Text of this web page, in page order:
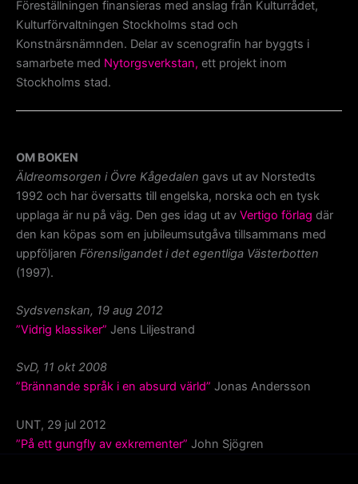
Föreställningen finansieras med anslag från Kulturrådet,
Kulturförvaltningen Stockholms stad och
Konstnärsnämnden. Delar av scenografin har byggts i
samarbete med Nytorgsverkstan, ett projekt inom
Stockholms stad.
OM BOKEN
Äldreomsorgen i Övre Kågedalen gavs ut av Norstedts
1992 och har översatts till engelska, norska och en tysk
upplaga är nu på väg. Den ges idag ut av Vertigo förlag där
den kan köpas som en jubileumsutgåva tillsammans med
uppföljaren Förensligandet i det egentliga Västerbotten
(1997).
Sydsvenskan, 19 aug 2012
”Vidrig klassiker” Jens Liljestrand
SvD, 11 okt 2008
”Brännande språk i en absurd värld” Jonas Andersson
UNT, 29 jul 2012
”På ett gungfly av exkrementer” John Sjögren